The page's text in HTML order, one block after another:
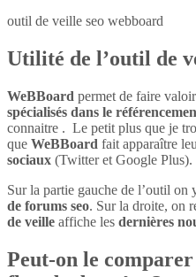
outil de veille seo webboard
Utilité de l’outil de
WeBBoard permet de faire
spécialisés dans le
connaitre . Le petit plus que je
que WeBBoard fait apparaître
sociaux (Twitter et Google Plus).
Sur la partie gauche de l’outil on
de forums seo. Sur la droite, on
de veille affiche les dernières
Peut-on le